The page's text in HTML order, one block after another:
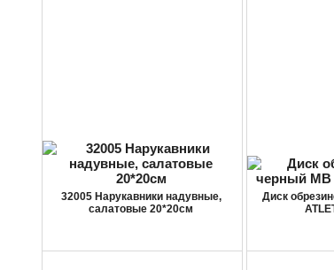
32005 Нарукавники надувные,
салатовые 20*20см
Диск